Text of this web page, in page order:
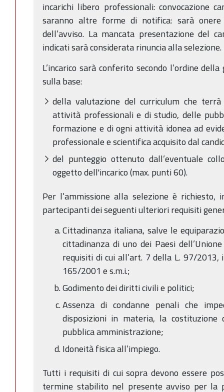
incarichi libero professionali: convocazione
saranno altre forme di notifica: sarà onere
dell’avviso. La mancata presentazione del
indicati sarà considerata rinuncia alla selezione.
L’incarico sarà conferito secondo l’ordine
sulla base:
della valutazione del curriculum che
attività professionali e di studio, delle
formazione e di ogni attività idonea ad
professionale e scientifica acquisito dal
del punteggio ottenuto dall’eventuale
oggetto dell'incarico (max. punti 60).
Per l’ammissione alla selezione è
partecipanti dei seguenti ulteriori requisiti
Cittadinanza italiana, salve le
cittadinanza di uno dei Paesi
requisiti di cui all’art. 7 della L. 97/2013,
165/2001 e s.m.i.;
Godimento dei diritti civili e politici;
Assenza di condanne penali che
disposizioni in materia, la
pubblica amministrazione;
Idoneità fisica all’impiego.
Tutti i requisiti di cui sopra devono essere
termine stabilito nel presente avviso per la